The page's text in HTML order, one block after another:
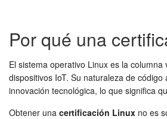
Por qué una
El sistema operativo Linux es la
dispositivos IoT. Su naturaleza de
innovación tecnológica, lo que significa
Obtener una certificación Linux no es